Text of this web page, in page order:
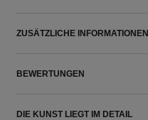
ZUSÄTZLICHE INFORMATIONEN
BEWERTUNGEN
DIE KUNST LIEGT IM DETAIL